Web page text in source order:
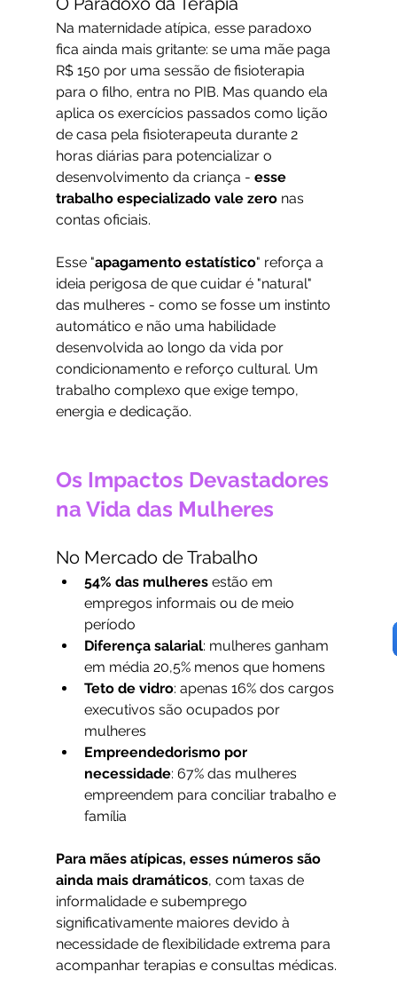
Na maternidade atípica, esse paradoxo
fica ainda mais gritante: se uma mãe paga
R$ 150 por uma sessão de fisioterapia
para o filho, entra no PIB. Mas quando ela
aplica os exercícios passados como lição
de casa pela fisioterapeuta durante 2
horas diárias para potencializar o
desenvolvimento da criança - esse
trabalho especializado vale zero nas
contas oficiais.
Esse "apagamento estatístico" reforça a
ideia perigosa de que cuidar é "natural"
das mulheres - como se fosse um instinto
automático e não uma habilidade
desenvolvida ao longo da vida por
condicionamento e reforço cultural. Um
trabalho complexo que exige tempo,
energia e dedicação.
Os Impactos Devastadores
na Vida das Mulheres
No Mercado de Trabalho
54% das mulheres estão em
empregos informais ou de meio
período
Diferença salarial: mulheres ganham
em média 20,5% menos que homens
Teto de vidro: apenas 16% dos cargos
executivos são ocupados por
mulheres
Empreendedorismo por
necessidade: 67% das mulheres
empreendem para conciliar trabalho e
família
Para mães atípicas, esses números são
ainda mais dramáticos, com taxas de
informalidade e subemprego
significativamente maiores devido à
necessidade de flexibilidade extrema para
acompanhar terapias e consultas médicas.